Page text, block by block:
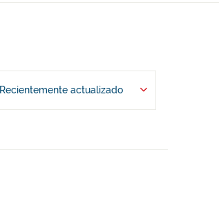
Recientemente actualizado